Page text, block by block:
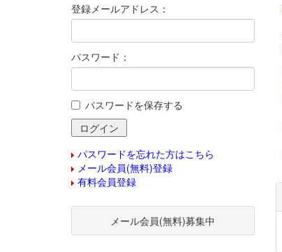
登録メールアドレス：
パスワード：
パスワードを保存する
パスワードを忘れた方はこちら
メール会員(無料)登録
有料会員登録
メール会員(無料)募集中